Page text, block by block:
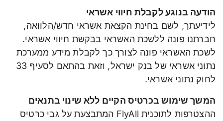
הודעה בנוגע לקבלת חיווי אשראי
לידיעתך, לשם בחינת הקצאת אשראי חדש/הלוואה,
חברתנו פונה ללשכת האשראי בבקשת חיווי אשראי.
לשכת האשראי פונה לצורך כך לקבלת מידע ממערכת
נתוני אשראי של בנק ישראל, וזאת בהתאם לסעיף 33
לחוק נתוני אשראי.
המשך שימוש בכרטיס הקיים ללא שינוי בתנאים
ההצטרפות לתוכנית FlyAll המתבצעת על גבי כרטיס